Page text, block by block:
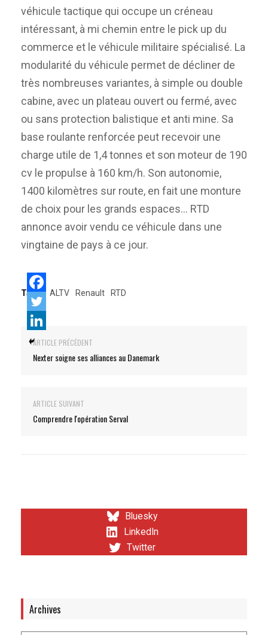
véhicule tactique qui occupe un créneau
intéressant, à mi chemin entre le pick up du
commerce et le véhicule militaire spécialisé. La
modularité du véhicule permet de décliner de
très nombreuses variantes, à simple ou double
cabine, avec un plateau ouvert ou fermé, avec
ou sans protection balistique et anti mine. Sa
base roulante renforcée peut recevoir une
charge utile de 1,4 tonnes et son moteur de 190
cv le propulse à 160 km/h. Son autonomie,
1400 kilomètres sur route, en fait une monture
de choix pour les grands espaces… RTD
annonce avoir vendu ce véhicule dans une
vingtaine de pays à ce jour.
Tags: ALTV Renault RTD
ARTICLE PRÉCÉDENT
Nexter soigne ses alliances au Danemark
ARTICLE SUIVANT
Comprendre l'opération Serval
Bluesky
LinkedIn
Twitter
Archives